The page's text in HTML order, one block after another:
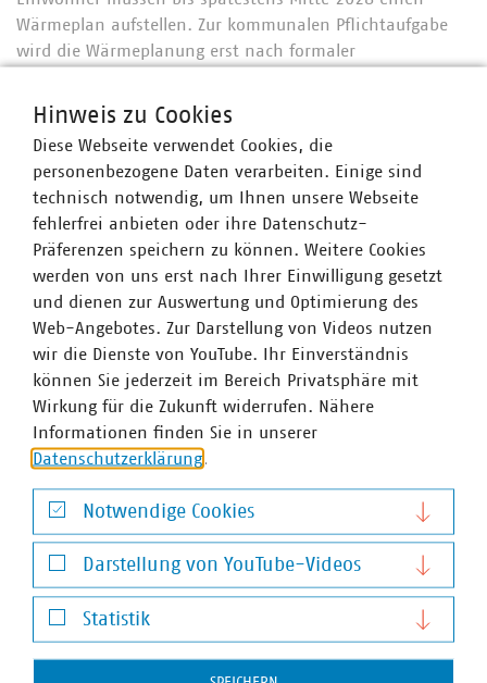
Wärmeplan aufstellen. Zur kommunalen Pflichtaufgabe
wird die Wärmeplanung erst nach formaler
verordnung. Nach dem verfassungsrechtlichen
Gemeinden die Mehrbelastung durch Landesmittel
ausgeglichen werden.
In Sachsen sind 62 Stadtwerke und kommunale
Unternehmen im VKU organisiert. Sie sind in den
Bereichen Energie, Wasser/Abwasser, Abfallwirtschaft
Hinweis zu Cookies
Diese Webseite verwendet Cookies, die
personenbezogene Daten verarbeiten. Einige sind
technisch notwendig, um Ihnen unsere Webseite
fehlerfrei anbieten oder ihre Datenschutz-
Präferenzen speichern zu können. Weitere Cookies
werden von uns erst nach Ihrer Einwilligung gesetzt
und dienen zur Auswertung und Optimierung des
Web-Angebotes. Zur Darstellung von Videos nutzen
wir die Dienste von YouTube. Ihr Einverständnis
können Sie jederzeit im Bereich Privatsphäre mit
Wirkung für die Zukunft widerrufen. Nähere
Informationen finden Sie in unserer
Datenschutzerklärung
Notwendige Cookies
Notwendige Cookies
Darstellung von YouTube-Videos
Darstellung von YouTube-Videos
Statistik
Statistik